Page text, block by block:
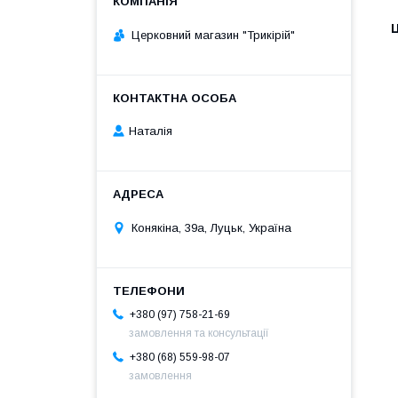
Церковний магазин "Трикірій"
Наталія
Конякіна, 39а, Луцьк, Україна
+380 (97) 758-21-69
замовлення та консультації
+380 (68) 559-98-07
замовлення